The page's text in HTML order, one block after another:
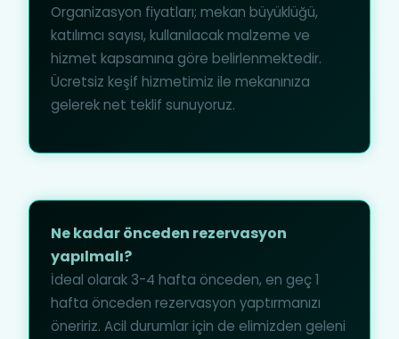
Organizasyon fiyatları; mekan büyüklüğü,
katılımcı sayısı, kullanılacak malzeme ve
hizmet kapsamına göre belirlenmektedir.
Ücretsiz keşif hizmetimiz ile mekanınıza
gelerek net teklif sunuyoruz.
Ne kadar önceden rezervasyon
yapılmalı?
İdeal olarak 3-4 hafta önceden, en geç 1
hafta önceden rezervasyon yaptırmanızı
öneririz. Acil durumlar için de elimizden geleni